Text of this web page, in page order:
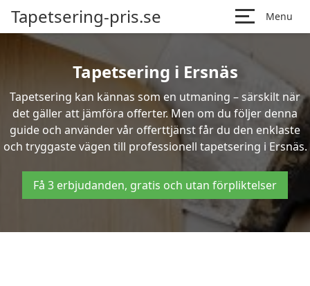
Tapetsering-pris.se Menu
Tapetsering i Ersnäs
Tapetsering kan kännas som en utmaning – särskilt när
det gäller att jämföra offerter. Men om du följer denna
guide och använder vår offerttjänst får du den enklaste
och tryggaste vägen till professionell tapetsering i Ersnäs.
Få 3 erbjudanden, gratis och utan förpliktelser